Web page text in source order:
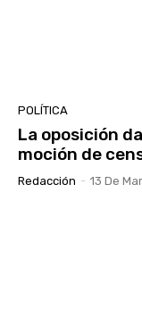
POLÍTICA
La oposición
moción de
Redacción - 13 De